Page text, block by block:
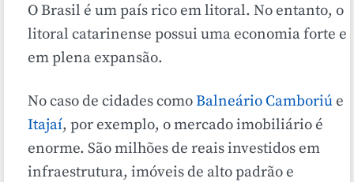
O Brasil é um país rico em litoral. No entanto, o
litoral catarinense possui uma economia forte e
em plena expansão.
No caso de cidades comoBalneário Camboriú e
Itajaí, por exemplo, o mercado imobiliário é
enorme. São milhões de reais investidos em
infraestrutura, imóveis de alto padrão e